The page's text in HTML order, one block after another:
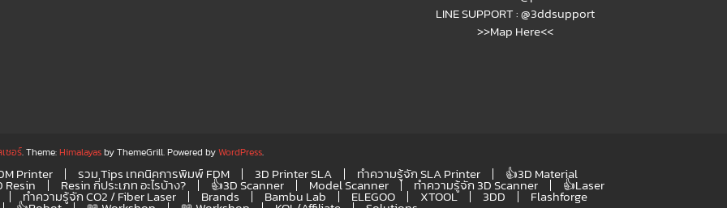
LINE SUPPORT :@3ddsupport
>>Map Here<<
ซอร์. Theme:Himalayasby ThemeGrill. Powered byWordPress.
Printer รวม Tips เทคนิคการพิมพ์ FDM 3D Printer SLA ทำความรู้จัก SLA Printer 👍3D Material
Resin Resin กี่ประเภท อะไรบ้าง? 👍3D Scanner Model Scanner ทำความรู้จัก 3D Scanner 👍Laser
ทำความรู้จัก CO2 / Fiber Laser Brands Bambu Lab ELEGOO XTOOL 3DD Flashforge